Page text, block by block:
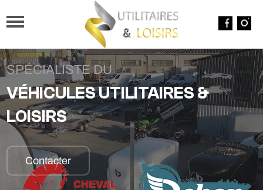
SPÉCIALISTE DU
VÉHICULES UTILITAIRES &
LOISIRS
Contacter